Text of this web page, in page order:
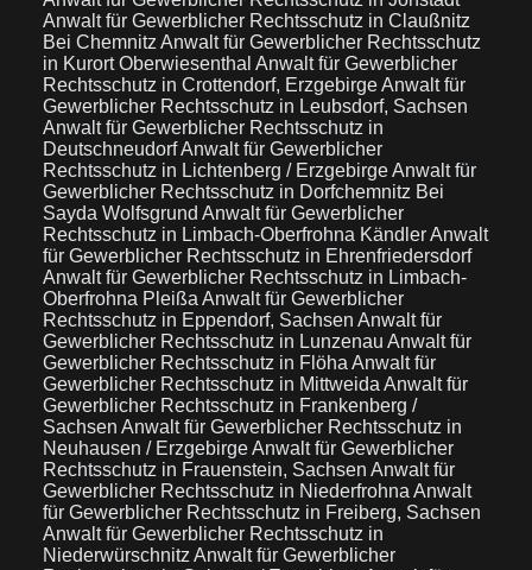
Anwalt für Gewerblicher Rechtsschutz in Claußnitz
Bei Chemnitz Anwalt für Gewerblicher Rechtsschutz
in Kurort Oberwiesenthal Anwalt für Gewerblicher
Rechtsschutz in Crottendorf, ErzgebirgeAnwalt für
Gewerblicher Rechtsschutz in Leubsdorf, Sachsen
Anwalt für Gewerblicher Rechtsschutz in
DeutschneudorfAnwalt für Gewerblicher
Rechtsschutz in Lichtenberg / ErzgebirgeAnwalt für
Gewerblicher Rechtsschutz in Dorfchemnitz Bei
Sayda Wolfsgrund Anwalt für Gewerblicher
Rechtsschutz in Limbach-Oberfrohna KändlerAnwalt
für Gewerblicher Rechtsschutz in Ehrenfriedersdorf
Anwalt für Gewerblicher Rechtsschutz in Limbach-
Oberfrohna Pleißa Anwalt für Gewerblicher
Rechtsschutz in Eppendorf, Sachsen Anwalt für
Gewerblicher Rechtsschutz in Lunzenau Anwalt für
Gewerblicher Rechtsschutz in Flöha Anwalt für
Gewerblicher Rechtsschutz in Mittweida Anwalt für
Gewerblicher Rechtsschutz in Frankenberg /
Sachsen Anwalt für Gewerblicher Rechtsschutz in
Neuhausen / ErzgebirgeAnwalt für Gewerblicher
Rechtsschutz in Frauenstein, Sachsen Anwalt für
Gewerblicher Rechtsschutz in Niederfrohna Anwalt
für Gewerblicher Rechtsschutz in Freiberg, Sachsen
Anwalt für Gewerblicher Rechtsschutz in
Niederwürschnitz Anwalt für Gewerblicher